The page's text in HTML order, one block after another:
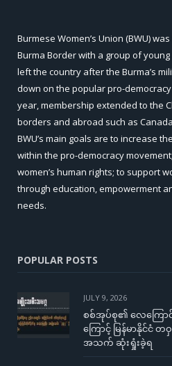
Burmese Women’s Union (BWU)
Burma Border with a group of
left the country after the Burma’s
down on the popular pro-
year, membership extended to the
borders and abroad such as
BWU’s main goals are to increase
within the pro-democracy
women’s human rights; to support
through education, empowerment
needs.
POPULAR POSTS
JULY 9, 2026
စစ်အုပ်စု၏ လေကြောင်
ကြောင့် မြန်မာနိုင်ငံ တ
အသက် ဆုံးရှုံးခဲ့ရ